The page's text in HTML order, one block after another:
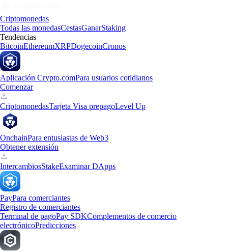
Criptomonedas
Todas las monedasCestasGanarStaking
Tendencias
BitcoinEthereumXRPDogecoinCronos
Aplicación Crypto.comPara usuarios cotidianos
Comenzar
CriptomonedasTarjeta Visa prepagoLevel Up
OnchainPara entusiastas de Web3
Obtener extensión
IntercambiosStakeExaminar DApps
PayPara comerciantes
Registro de comerciantes
Terminal de pagoPay SDKComplementos de comercio
electrónicoPredicciones